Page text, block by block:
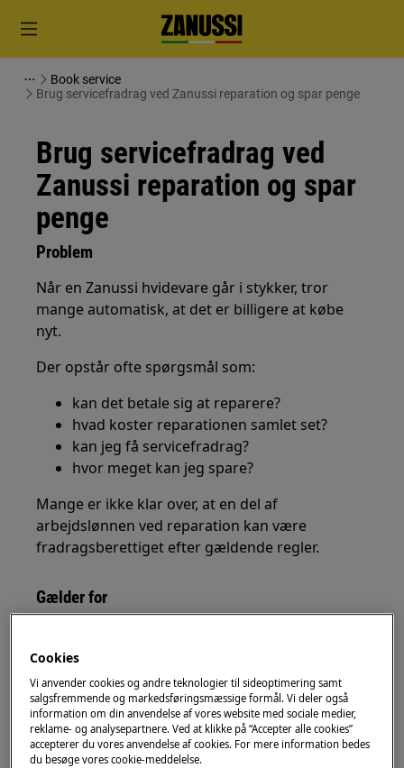
Book service
Brug servicefradrag ved Zanussi reparation og spar penge
Brug servicefradrag ved
Zanussi reparation og spar
penge
Problem
Når en Zanussi hvidevare går i stykker, tror
mange automatisk, at det er billigere at købe
nyt.
Der opstår ofte spørgsmål som:
kan det betale sig at reparere?
hvad koster reparationen samlet set?
kan jeg få servicefradrag?
hvor meget kan jeg spare?
Mange er ikke klar over, at en del af
arbejdslønnen ved reparation kan være
fradragsberettiget efter gældende regler.
Gælder for
opvaskemaskiner, tørretumblere,
vaske-/tørremaskiner, køleskabe, frysere,
køle-/fryseskabe, ovne, komfurer,
kogeplader, emhætter og mikroovne i hele
Danmark.
Cookies
Vi anvender cookies og andre teknologier til sideoptimering samt
salgsfremmende og markedsføringsmæssige formål. Vi deler også
information om din anvendelse af vores website med sociale medier,
reklame- og analysepartnere. Ved at klikke på “Accepter alle cookies”
accepterer du vores anvendelse af cookies. For mere information bedes
du besøge vores cookie-meddelelse.